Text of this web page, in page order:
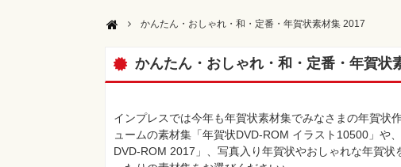
かんたん・おしゃれ・和・定番・年賀状素材集 2017
かんたん・おしゃれ・和・定番・年賀状
インプレスでは今年も年賀状素材集でみなさまの年賀状
ュームの素材集「年賀状DVD-ROM イラスト10500」や
DVD-ROM 2017」、写真入り年賀状やおしゃれな年賀